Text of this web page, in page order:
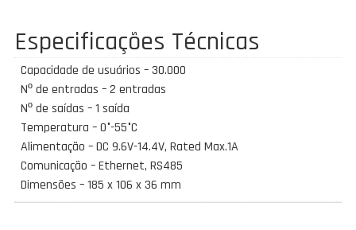
Especificações Técnicas
Capacidade de usuários – 30.000
Nº de entradas – 2 entradas
Nº de saídas – 1 saída
Temperatura – 0°-55°C
Alimentação – DC 9.6V-14.4V, Rated Max.1A
Comunicação – Ethernet, RS485
Dimensões – 185 x 106 x 36 mm